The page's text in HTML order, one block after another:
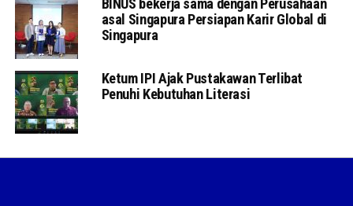
BINUS bekerja sama dengan Perusahaan
asal Singapura Persiapan Karir Global di
Singapura
Ketum IPI Ajak Pustakawan Terlibat
Penuhi Kebutuhan Literasi